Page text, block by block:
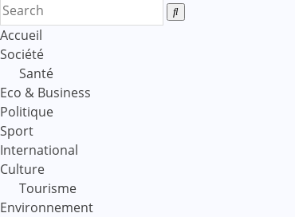
Accueil
Société
Santé
Eco & Business
Politique
Sport
International
Culture
Tourisme
Environnement